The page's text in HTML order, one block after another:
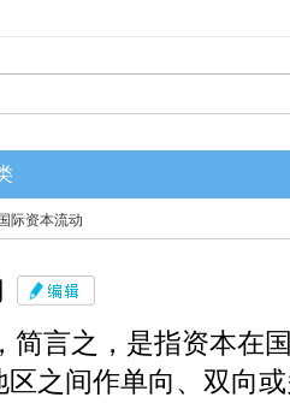
际资本流动
简言之，是指资本在
之间作单向、双向